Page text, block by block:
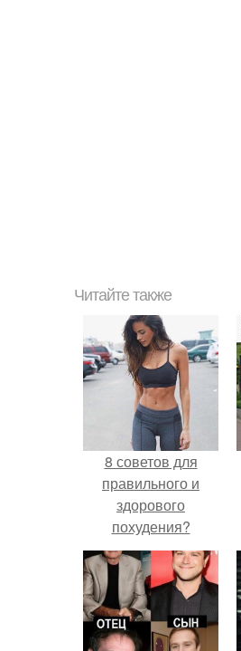
Читайте также
8 советов для
правильного и
здорового
похудения?